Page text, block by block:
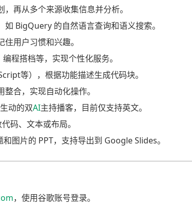
再从多个来源收集信息并分析。
BigQuery 的自然语言查询和语义搜索。
用户习惯和兴趣。
程搭档等，实现个性化服务。
等），根据功能描述生成代码块。
合，实现自动化操作。
动的双AI主持播客，目前仅支持英文。
码、文本或布局。
图片的 PPT，支持导出到 Google Slides。
，使用谷歌账号登录。